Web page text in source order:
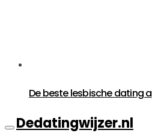
De beste lesbische dating
Dedatingwijzer.nl